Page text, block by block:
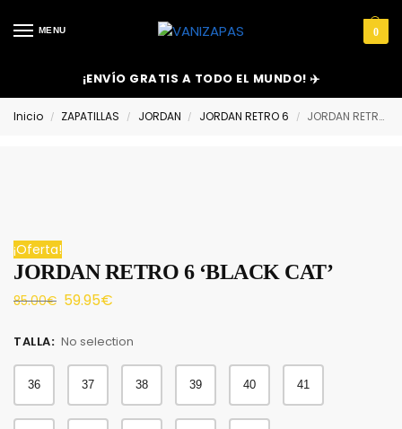
MENU 0
¡ENVÍO GRATIS A TODO EL MUNDO! ✈️
Inicio / ZAPATILLAS / JORDAN / JORDAN RETRO 6 / JORDAN RETRO 6 ‘BLACK CAT’
¡Oferta!
JORDAN RETRO 6 ‘BLACK CAT’
85.00€ 59.95€
TALLA: No selection
36 37 38 39 40 41